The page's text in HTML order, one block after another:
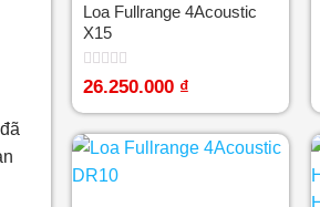
Loa Fullrange 4Acoustic
X15
Được
xếp
hạng
5
sao
26.250.000 ₫